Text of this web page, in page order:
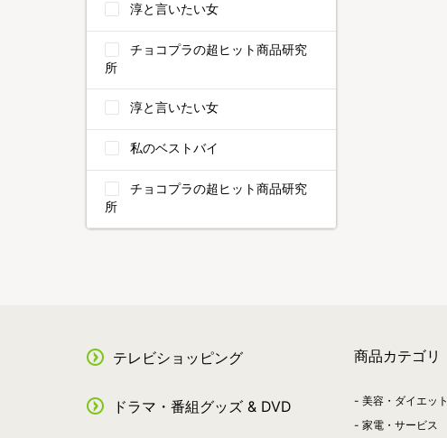
淳と言いたい女
チョコプラの超ヒット商品研究
所
淳と言いたい女
私のベストバイ
チョコプラの超ヒット商品研究
所
テレビショッピング
ドラマ・番組グッズ & DVD
商品カテゴリ
美容・ダイエット
家電・サービス